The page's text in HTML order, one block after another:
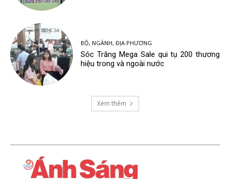
BỘ, NGÀNH, ĐỊA PHƯƠNG
Sóc Trăng Mega Sale qui tụ 200 thương
hiệu trong và ngoài nước
Xem thêm